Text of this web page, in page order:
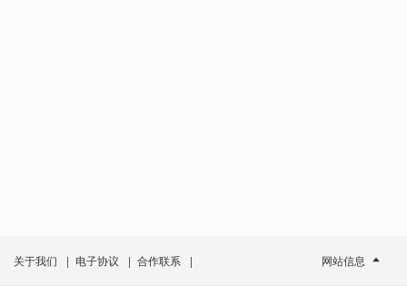
关于我们 | 电子协议 | 合作联系 | 网站信息